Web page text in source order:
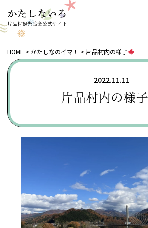
片品村観光協会公式サイト
HOME かたしなのイマ！ 片品村内の様子
2022.11.11
片品村内の様子